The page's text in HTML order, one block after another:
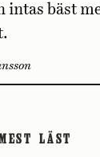
bäst
LÄST